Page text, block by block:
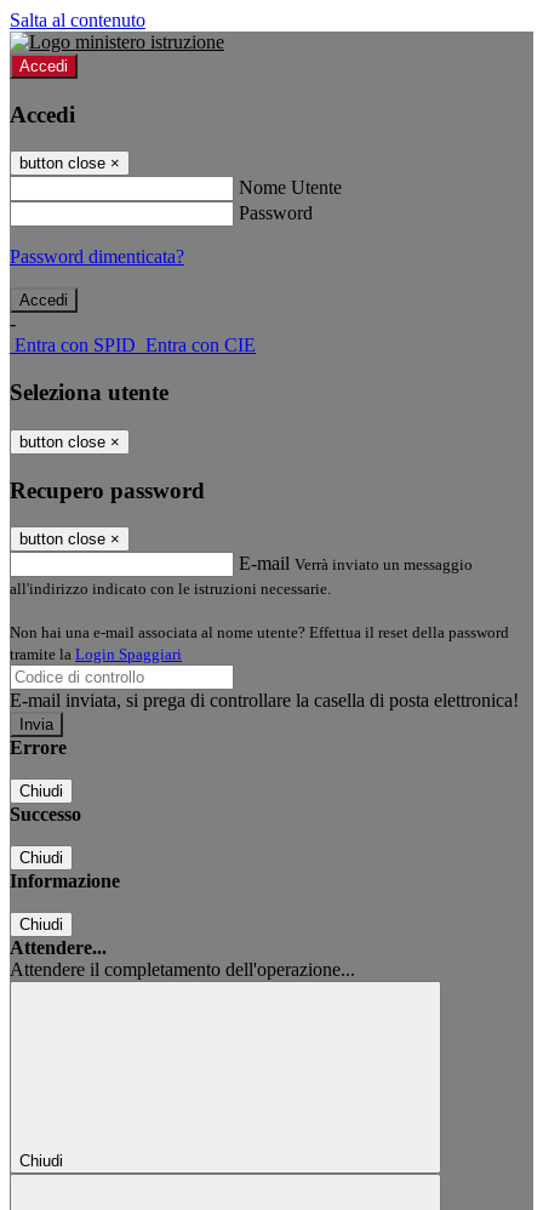
Salta al contenuto
Accedi
Accedi
button close ×
Nome Utente
Password
Password dimenticata?
-
Entra con SPID Entra con CIE
Seleziona utente
button close ×
Recupero password
button close ×
E-mail Verrà inviato un messaggio
all'indirizzo indicato con le istruzioni necessarie.
Non hai una e-mail associata al nome utente? Effettua il reset della password
tramite la Login Spaggiari
E-mail inviata, si prega di controllare la casella di posta elettronica!
Errore
Chiudi
Successo
Chiudi
Informazione
Chiudi
Attendere...
Attendere il completamento dell'operazione...
Chiudi